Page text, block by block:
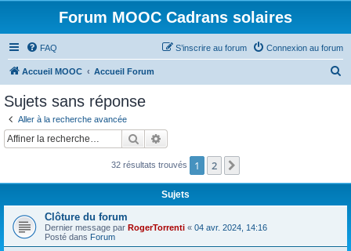
Forum MOOC Cadrans solaires
FAQ Connexion au forum
S’inscrire au forum
Accueil MOOC Accueil Forum
c
Sujets sans réponse
Aller à la recherche avancée
Rechercher
32 résultats trouvés 1 2
Sujets
Clôture du forum
Dernier message par RogerTorrenti « 04 avr. 2024, 14:16
Posté dans Forum